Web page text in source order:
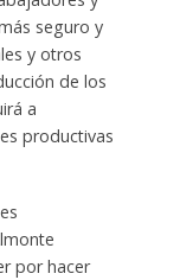
seguro y
y otros
de los
a
productivas
por hacer